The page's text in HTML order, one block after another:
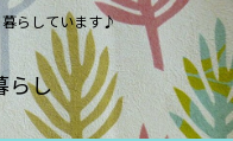
暮らしています♪
らし